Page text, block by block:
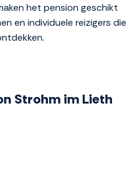
het pension geschikt
en individuele reizigers die
Strohm im Lieth